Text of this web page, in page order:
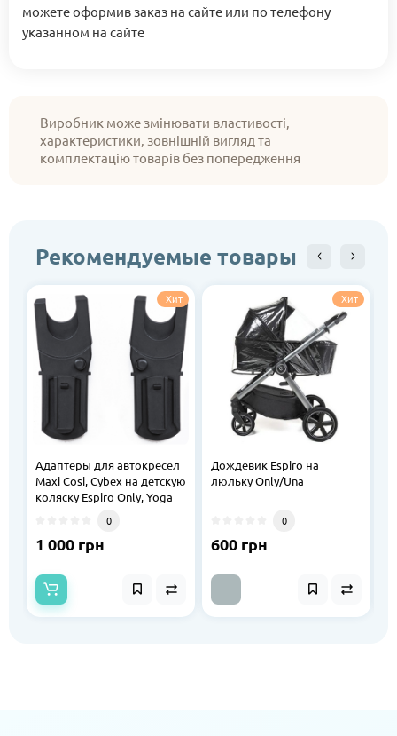
можете оформив заказ на сайте или по телефону
указанном на сайте
Виробник може змінювати властивості,
характеристики, зовнішній вигляд та
комплектацію товарів без попередження
Рекомендуемые товары
Хит
Адаптеры для автокресел
Maxi Cosi, Cybex на детскую
коляску Espiro Only, Yoga
0
1 000 грн
Хит
Дождевик Espiro на
люльку Only/Una
0
600 грн